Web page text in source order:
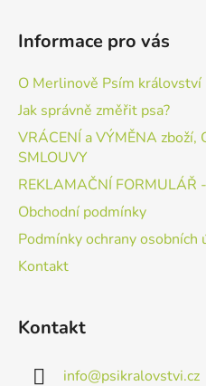
Informace pro vás
O Merlinově Psím království
Jak správně změřit psa?
VRÁCENÍ a VÝMĚNA zboží,
SMLOUVY
REKLAMAČNÍ FORMULÁŘ
Obchodní podmínky
Podmínky ochrany osobních
Kontakt
Kontakt
info@psikralovstvi.cz